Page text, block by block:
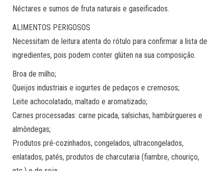
Néctares e sumos de fruta naturais e gaseificados.
ALIMENTOS PERIGOSOS
Necessitam de leitura atenta do rótulo para confirmar a lista de
ingredientes, pois podem conter glúten na sua composição.
Broa de milho;
Queijos industriais e iogurtes de pedaços e cremosos;
Leite achocolatado, maltado e aromatizado;
Carnes processadas: carne picada, salsichas, hambúrgueres e
almôndegas;
Produtos pré-cozinhados, congelados, ultracongelados,
enlatados, patés, produtos de charcutaria (fiambre, chouriço,